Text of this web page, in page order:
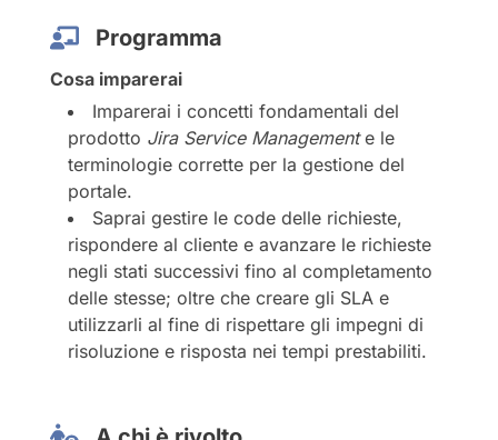
Programma
Cosa imparerai
Imparerai i concetti fondamentali del
prodotto Jira Service Managemente le
terminologie corrette per la gestione del
portale.
Saprai gestire le code delle richieste,
rispondere al cliente e avanzare le richieste
negli stati successivi fino al completamento
delle stesse; oltre che creare gli SLA e
utilizzarli al fine di rispettare gli impegni di
risoluzione e risposta nei tempi prestabiliti.